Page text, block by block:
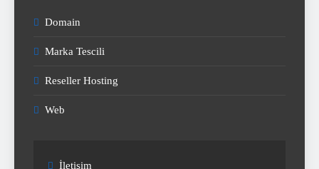
Domain
Marka Tescili
Reseller Hosting
Web
İletişim